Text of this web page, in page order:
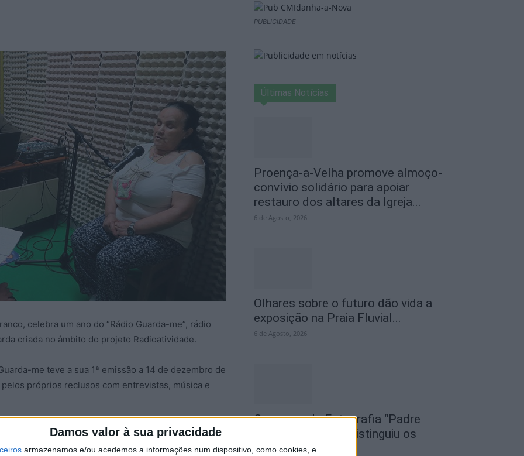
Damos valor à sua privacidade
armazenamos e/ou acedemos a informações num dispositivo, como cookies, e
celebra um ano do “Rádio Guarda-me”, rádio
criada no âmbito do projeto Radioatividade.
me teve a sua 1ª emissão a 14 de dezembro de
próprios reclusos com entrevistas, música e
Guarda-me já realizou mais de 20 emissões,
para a criação de conteúdos radiofónicos.
PUBLICIDADE
Últimas Notícias
Proença-a-Velha promove almoço-
convívio solidário para apoiar
restauro dos altares da Igreja...
6 de Agosto, 2026
Olhares sobre o futuro dão vida a
exposição na Praia Fluvial...
6 de Agosto, 2026
Concurso de Fotografia “Padre
João Maia 2026” distinguiu os
melhores olhares...